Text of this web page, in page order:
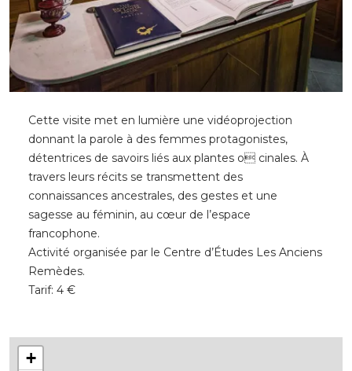
Cette visite met en lumière une vidéoprojection
donnant la parole à des femmes protagonistes,
détentrices de savoirs liés aux plantes o cinales. À
travers leurs récits se transmettent des
connaissances ancestrales, des gestes et une
sagesse au féminin, au cœur de l’espace
francophone.
Activité organisée par le Centre d’Études Les Anciens
Remèdes.
Tarif: 4 €
+